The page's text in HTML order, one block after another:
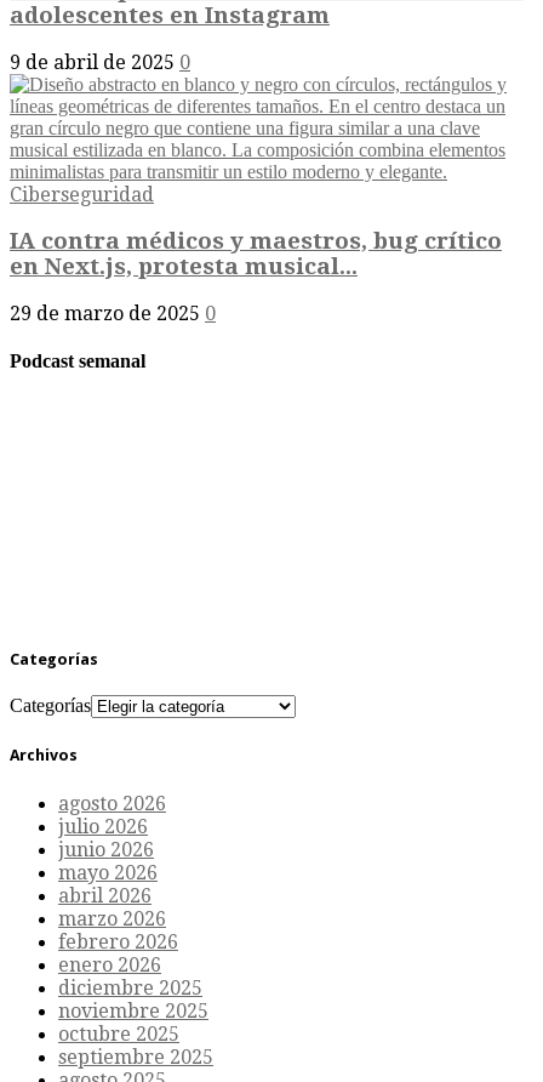
adolescentes en Instagram
9 de abril de 2025 0
Ciberseguridad
IA contra médicos y maestros, bug crítico
en Next.js, protesta musical...
29 de marzo de 2025 0
Podcast semanal
Categorías
Categorías
Archivos
agosto 2026
julio 2026
junio 2026
mayo 2026
abril 2026
marzo 2026
febrero 2026
enero 2026
diciembre 2025
noviembre 2025
octubre 2025
septiembre 2025